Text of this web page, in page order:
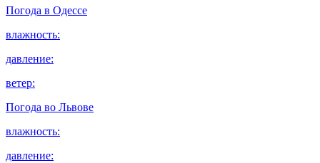
Погода в Одессе
влажность:
давление:
ветер:
Погода во Львове
влажность:
давление: